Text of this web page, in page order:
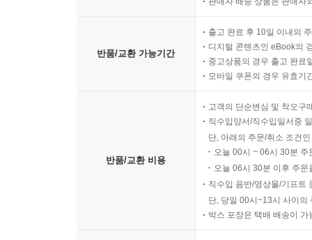
반품/교환 가능기간
출고 완료 후 10일 이내의
디지털 콘텐츠인 eBook의
중고상품의 경우 출고 완료
모바일 쿠폰의 경우 유효기
반품/교환 비용
고객의 단순변심 및 착오구
직수입양서/직수입일서중
단, 아래의 주문/취소 조건
오늘 00시 ~ 06시 30분
오늘 06시 30분 이후 주
직수입 음반/영상물/기프트
단, 당일 00시~13시 사이의
박스 포장은 택배 배송이